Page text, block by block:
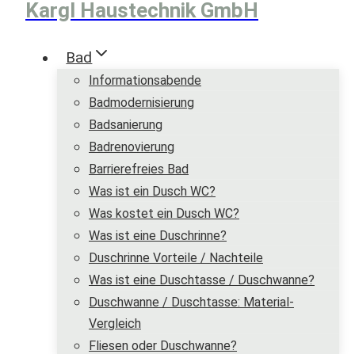
Kargl Haustechnik GmbH
Bad
Informationsabende
Badmodernisierung
Badsanierung
Badrenovierung
Barrierefreies Bad
Was ist ein Dusch WC?
Was kostet ein Dusch WC?
Was ist eine Duschrinne?
Duschrinne Vorteile / Nachteile
Was ist eine Duschtasse / Duschwanne?
Duschwanne / Duschtasse: Material-
Vergleich
Fliesen oder Duschwanne?